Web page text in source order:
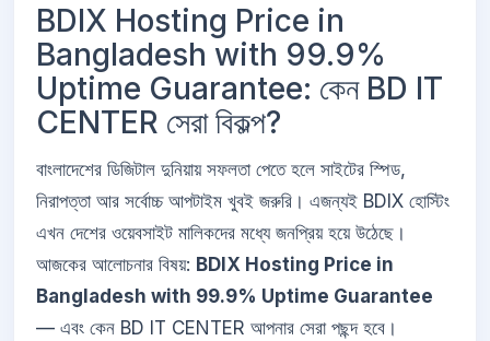
BDIX Hosting Price in
Bangladesh with 99.9%
Uptime Guarantee: কেন BD IT
CENTER সেরা বিকল্প?
বাংলাদেশের ডিজিটাল দুনিয়ায় সফলতা পেতে হলে সাইটের স্পিড,
নিরাপত্তা আর সর্বোচ্চ আপটাইম খুবই জরুরি। এজন্যই BDIX হোস্টিং
এখন দেশের ওয়েবসাইট মালিকদের মধ্যে জনপ্রিয় হয়ে উঠেছে।
আজকের আলোচনার বিষয়: BDIX Hosting Price in
Bangladesh with 99.9% Uptime Guarantee
— এবং কেন BD IT CENTER আপনার সেরা পছন্দ হবে।